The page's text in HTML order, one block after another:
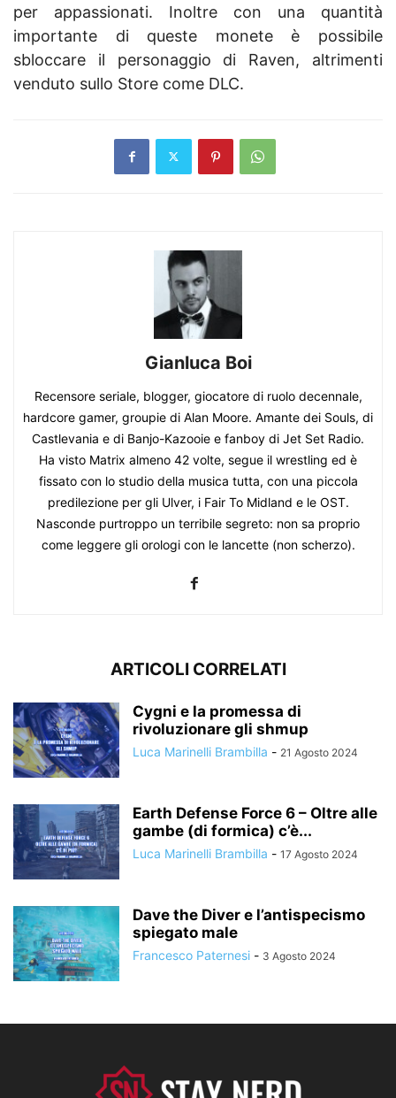
per appassionati. Inoltre con una quantità
importante di queste monete è possibile
sbloccare il personaggio di Raven, altrimenti
venduto sullo Store come DLC.
Gianluca Boi
Recensore seriale, blogger, giocatore di ruolo decennale,
hardcore gamer, groupie di Alan Moore. Amante dei Souls, di
Castlevania e di Banjo-Kazooie e fanboy di Jet Set Radio.
Ha visto Matrix almeno 42 volte, segue il wrestling ed è
fissato con lo studio della musica tutta, con una piccola
predilezione per gli Ulver, i Fair To Midland e le OST.
Nasconde purtroppo un terribile segreto: non sa proprio
come leggere gli orologi con le lancette (non scherzo).
ARTICOLI CORRELATI
Cygni e la promessa di
rivoluzionare gli shmup
Luca Marinelli Brambilla - 21 Agosto 2024
Earth Defense Force 6 – Oltre alle
gambe (di formica) c’è...
Luca Marinelli Brambilla - 17 Agosto 2024
Dave the Diver e l’antispecismo
spiegato male
Francesco Paternesi - 3 Agosto 2024